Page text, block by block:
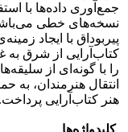
جمع‌آوری داده‌ها با
نسخه‌های خطی
پیربوداق با ایجاد
کتاب‌آرایی از شرق
را با گونه‌ای از
انتقال هنرمندان، به
هنر کتاب‌آرایی ‌پرداخت.
کلیدواژه‌ها